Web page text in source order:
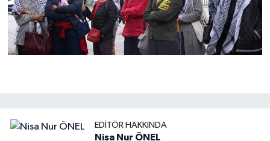
EDITÖR HAKKINDA
Nisa Nur ÖNEL